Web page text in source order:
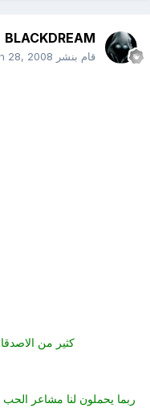
BLACKDREAM
قام بنشر 28, 2008
كثير من
ربما يحملون لنا مشاعر الحب